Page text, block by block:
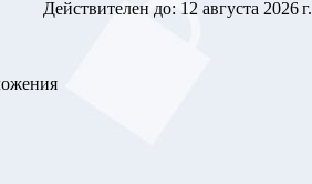
Действителен до: 12 августа 2026 г.